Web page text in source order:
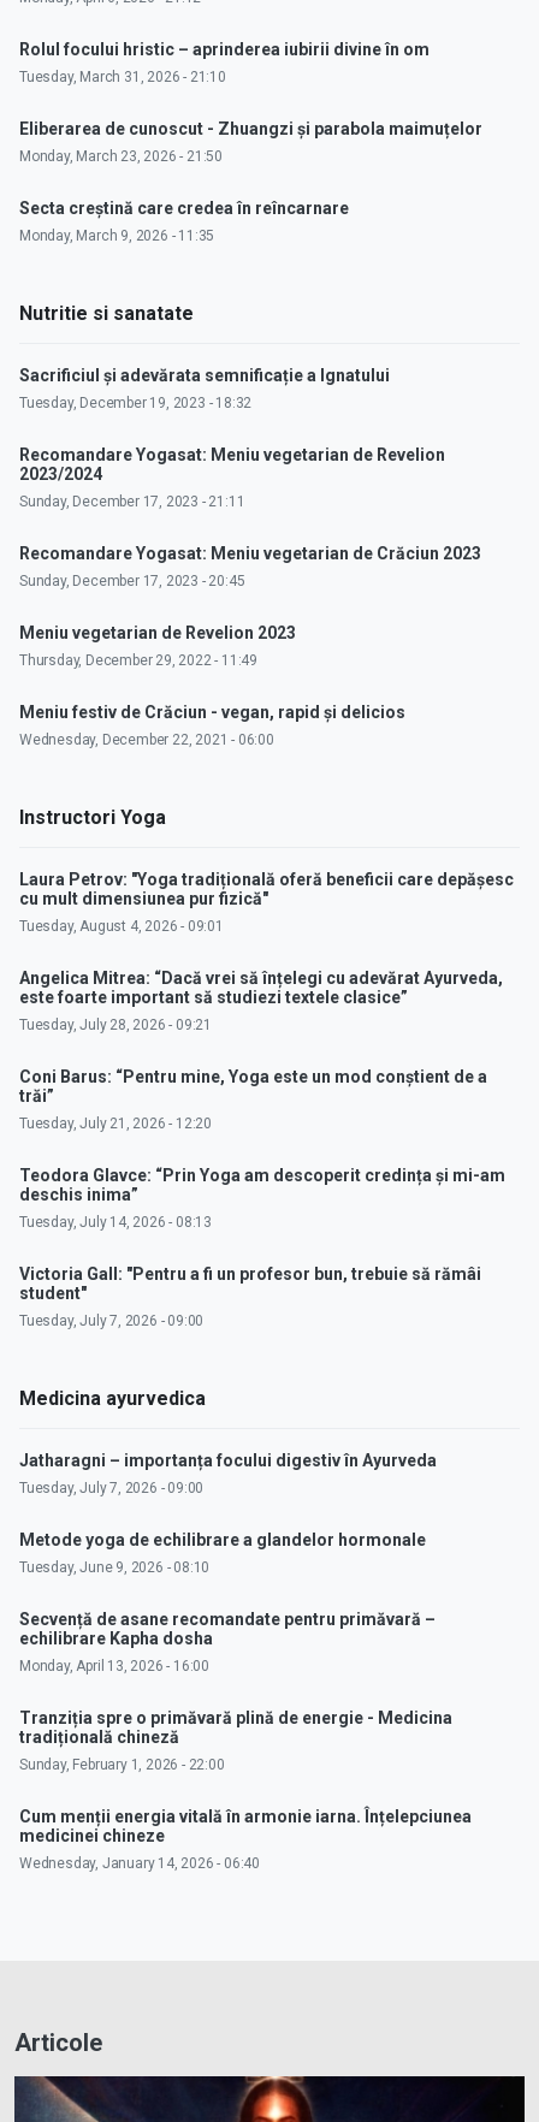
Rolul focului hristic – aprinderea iubirii divine în om
Tuesday, March 31, 2026 - 21:10
Eliberarea de cunoscut - Zhuangzi și parabola maimuțelor
Monday, March 23, 2026 - 21:50
Secta creștină care credea în reîncarnare
Monday, March 9, 2026 - 11:35
Nutritie si sanatate
Sacrificiul și adevărata semnificație a Ignatului
Tuesday, December 19, 2023 - 18:32
Recomandare Yogasat: Meniu vegetarian de Revelion
2023/2024
Sunday, December 17, 2023 - 21:11
Recomandare Yogasat: Meniu vegetarian de Crăciun 2023
Sunday, December 17, 2023 - 20:45
Meniu vegetarian de Revelion 2023
Thursday, December 29, 2022 - 11:49
Meniu festiv de Crăciun - vegan, rapid și delicios
Wednesday, December 22, 2021 - 06:00
Instructori Yoga
Laura Petrov: "Yoga tradițională oferă beneficii care depășesc
cu mult dimensiunea pur fizică"
Tuesday, August 4, 2026 - 09:01
Angelica Mitrea: “Dacă vrei să înțelegi cu adevărat Ayurveda,
este foarte important să studiezi textele clasice”
Tuesday, July 28, 2026 - 09:21
Coni Barus: “Pentru mine, Yoga este un mod conștient de a
trăi”
Tuesday, July 21, 2026 - 12:20
Teodora Glavce: “Prin Yoga am descoperit credința și mi-am
deschis inima”
Tuesday, July 14, 2026 - 08:13
Victoria Gall: "Pentru a fi un profesor bun, trebuie să rămâi
student"
Tuesday, July 7, 2026 - 09:00
Medicina ayurvedica
Jatharagni – importanța focului digestiv în Ayurveda
Tuesday, July 7, 2026 - 09:00
Metode yoga de echilibrare a glandelor hormonale
Tuesday, June 9, 2026 - 08:10
Secvență de asane recomandate pentru primăvară –
echilibrare Kapha dosha
Monday, April 13, 2026 - 16:00
Tranziția spre o primăvară plină de energie - Medicina
tradițională chineză
Sunday, February 1, 2026 - 22:00
Cum menții energia vitală în armonie iarna. Înțelepciunea
medicinei chineze
Wednesday, January 14, 2026 - 06:40
Articole